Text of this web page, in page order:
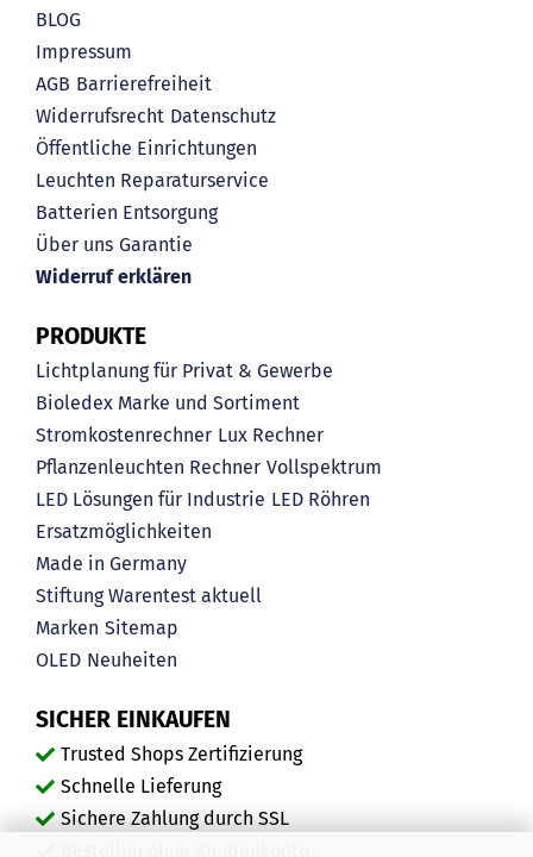
BLOG
Impressum
AGB Barrierefreiheit
Widerrufsrecht Datenschutz
Öffentliche Einrichtungen
Leuchten Reparaturservice
Batterien Entsorgung
Über uns Garantie
Widerruf erklären
PRODUKTE
Lichtplanung für Privat & Gewerbe
Bioledex Marke und Sortiment
Stromkostenrechner Lux Rechner
Pflanzenleuchten Rechner Vollspektrum
LED Lösungen für Industrie LED Röhren
Ersatzmöglichkeiten
Made in Germany
Stiftung Warentest aktuell
Marken Sitemap
OLED Neuheiten
SICHER EINKAUFEN
Trusted Shops Zertifizierung
Schnelle Lieferung
Sichere Zahlung durch SSL